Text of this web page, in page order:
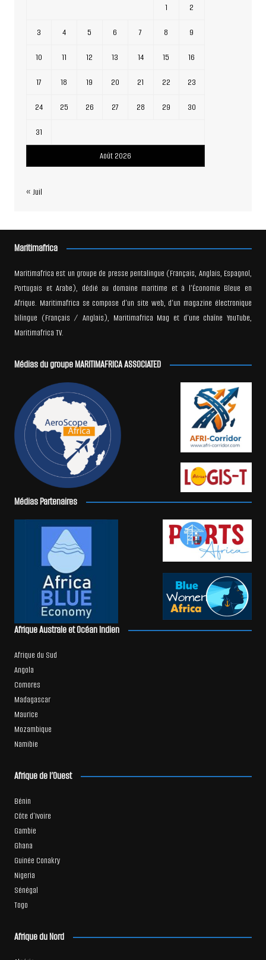
Août 2026
1 2
3 4 5 6 7 8 9
10 11 12 13 14 15 16
17 18 19 20 21 22 23
24 25 26 27 28 29 30
31
« Juil
Maritimafrica
Maritimafrica est un groupe de presse pentalingue (Français, Anglais, Espagnol,
Portugais et Arabe), dédié au domaine maritime et à l’Économie Bleue en
Afrique. Maritimafrica se compose d’un site web, d’un magazine électronique
bilingue (Français / Anglais), Maritimafrica Mag et d’une chaîne YouTube,
Maritimafrica TV.
Médias du groupe MARITIMAFRICA ASSOCIATED
Médias Partenaires
Afrique Australe et Océan Indien
Afrique du Sud
Angola
Comores
Madagascar
Maurice
Mozambique
Namibie
Afrique de l’Ouest
Bénin
Côte d’Ivoire
Gambie
Ghana
Guinée Conakry
Nigeria
Sénégal
Togo
Afrique du Nord